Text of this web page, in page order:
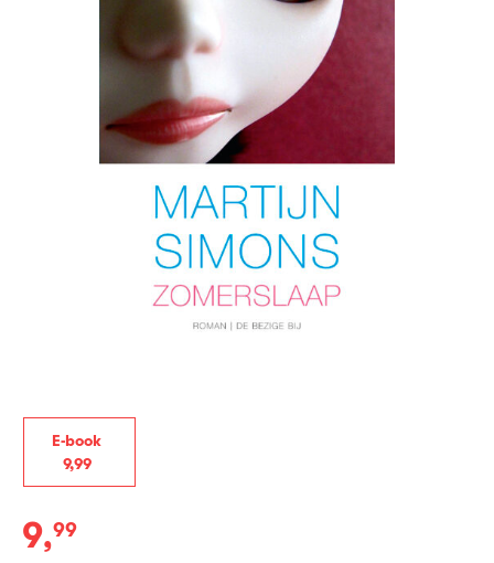
E-book
9,99
E-
9,99